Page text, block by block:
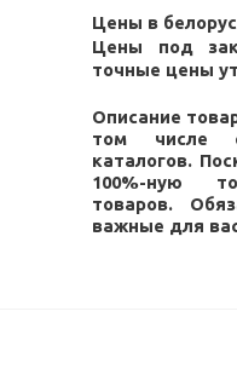
Цены в
Цены под
точные цены
Описание
том числе
каталогов.
100%-ную
товаров.
важные для